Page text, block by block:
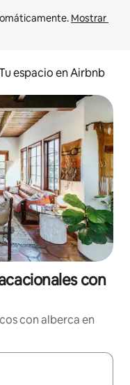
Mostrar
espacio en Airbnb
con
con alberca en
podrás navegar